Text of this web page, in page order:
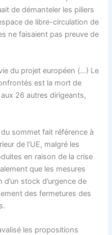
de démanteler les piliers
de libre-circulation de
ne faisaient pas preuve de
du projet européen (…) Le
est la mort de
26 autres dirigeants,
sommet fait référence à
de l’UE, malgré les
en raison de la crise
que les mesures
stock d’urgence de
des fermetures des
les propositions